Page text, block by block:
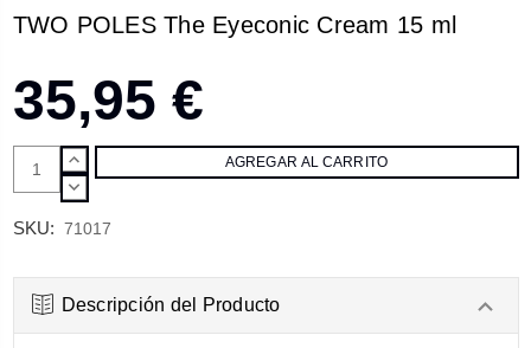
TWO POLES The Eyeconic Cream 15 ml
35,95 €
AUMENTAR
CANTIDAD:
DISMINUIR
SKU: 71017
Descripción del Producto